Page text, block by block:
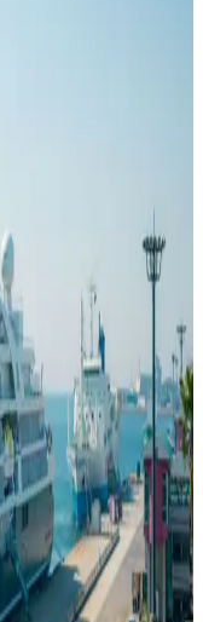
и завершения
на тысячи
круиза по Аляске
сложных, но большая
каждый
вы наденете, зависит
оператора о
скорее следует
правило.